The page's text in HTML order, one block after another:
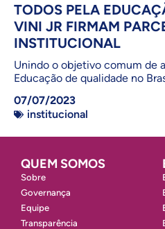
TODOS PELA
VINI JR FIRMAM
INSTITUCIONAL
Unindo o objetivo comum de
Educação de qualidade no
07/07/2023
institucional
QUEM SOMOS
Sobre
Governança
Equipe
Transparência